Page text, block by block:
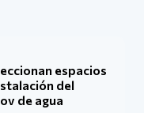
espacios
del
de agua